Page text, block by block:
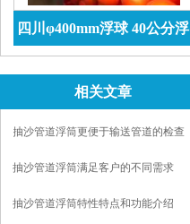
四川φ400mm浮球 40公分浮
相关文章
抽沙管道浮筒更便于输送管道的检查
抽沙管道浮筒满足客户的不同需求
抽沙管道浮筒特性特点和功能介绍